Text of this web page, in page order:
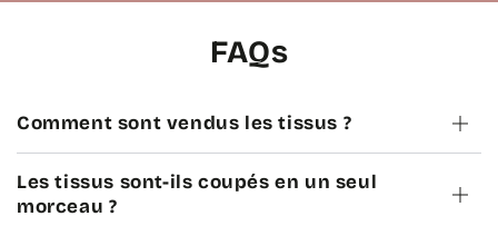
FAQs
Comment sont vendus les tissus ?
Les tissus sont-ils coupés en un seul
morceau ?